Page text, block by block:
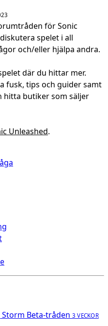
för Sonic
spelet i all
och/eller hjälpa andra.
där du hittar mer.
fusk, tips och guider samt
hitta butiker som säljer
Unleashed.
Storm Beta-tråden 3 VECKOR